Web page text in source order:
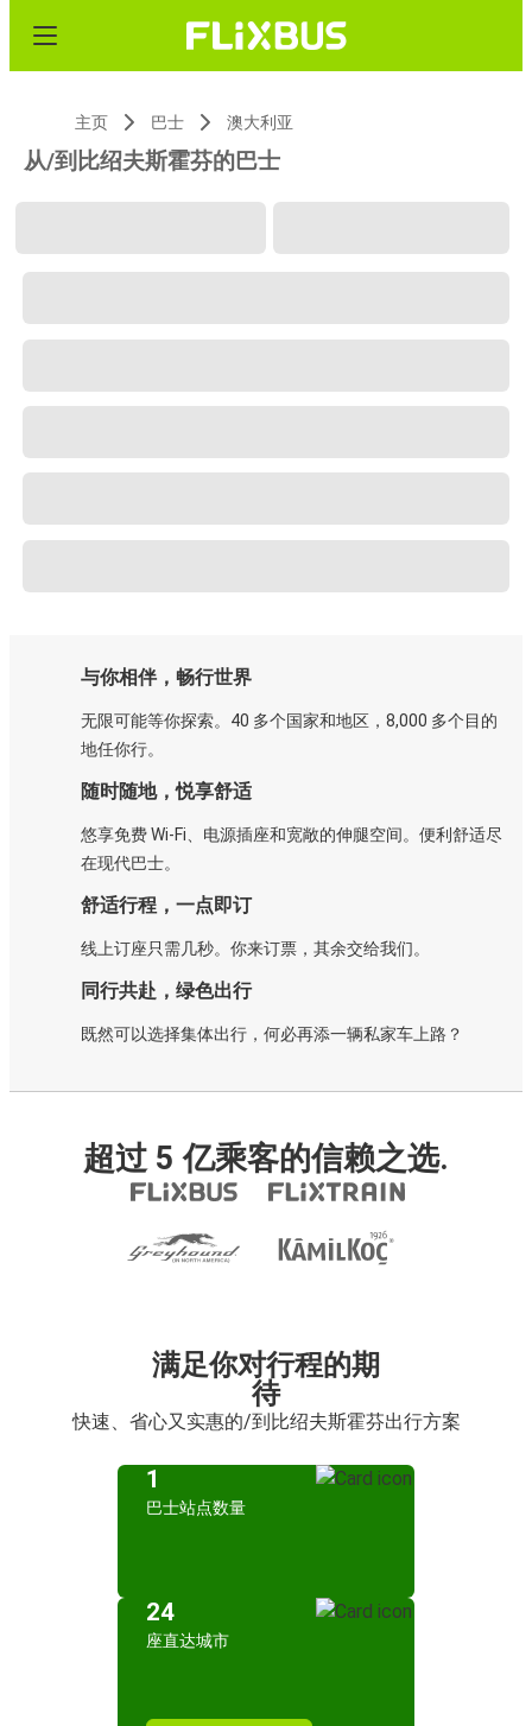
主页 巴士 澳大利亚
从/到比绍夫斯霍芬的巴士
与你相伴，畅行世界
无限可能等你探索。40 多个国家和地区，8,000 多个目的
地任你行。
随时随地，悦享舒适
悠享免费 Wi-Fi、电源插座和宽敞的伸腿空间。便利舒适尽
在现代巴士。
舒适行程，一点即订
线上订座只需几秒。你来订票，其余交给我们。
同行共赴，绿色出行
既然可以选择集体出行，何必再添一辆私家车上路？
超过 5 亿乘客的信赖之选.
满足你对行程的期
待
快速、省心又实惠的/到比绍夫斯霍芬出行方案
1
巴士站点数量
24
座直达城市